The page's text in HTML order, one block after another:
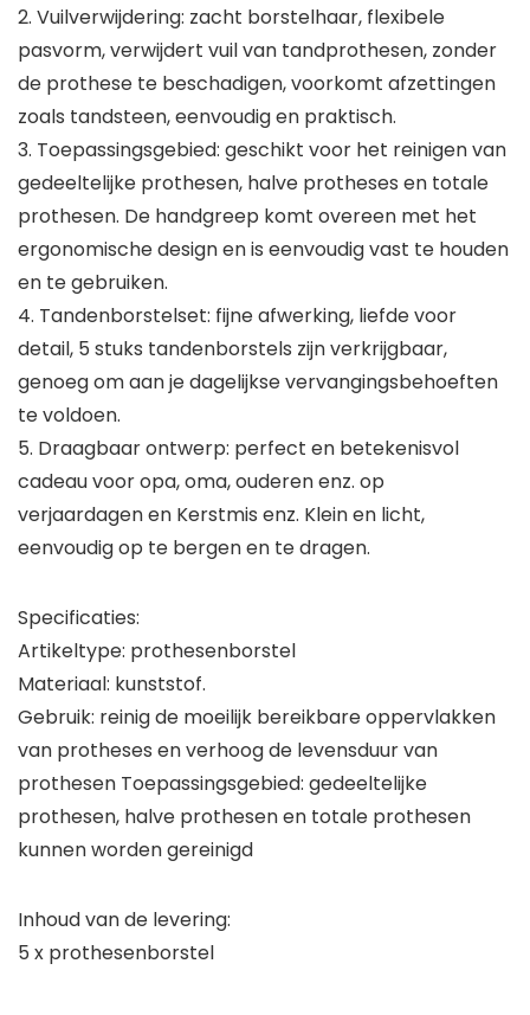
2. Vuilverwijdering: zacht borstelhaar, flexibele
pasvorm, verwijdert vuil van tandprothesen, zonder
de prothese te beschadigen, voorkomt afzettingen
zoals tandsteen, eenvoudig en praktisch.
3. Toepassingsgebied: geschikt voor het reinigen van
gedeeltelijke prothesen, halve protheses en totale
prothesen. De handgreep komt overeen met het
ergonomische design en is eenvoudig vast te houden
en te gebruiken.
4. Tandenborstelset: fijne afwerking, liefde voor
detail, 5 stuks tandenborstels zijn verkrijgbaar,
genoeg om aan je dagelijkse vervangingsbehoeften
te voldoen.
5. Draagbaar ontwerp: perfect en betekenisvol
cadeau voor opa, oma, ouderen enz. op
verjaardagen en Kerstmis enz. Klein en licht,
eenvoudig op te bergen en te dragen.
Specificaties:
Artikeltype: prothesenborstel
Materiaal: kunststof.
Gebruik: reinig de moeilijk bereikbare oppervlakken
van protheses en verhoog de levensduur van
prothesen Toepassingsgebied: gedeeltelijke
prothesen, halve prothesen en totale prothesen
kunnen worden gereinigd
Inhoud van de levering:
5 x prothesenborstel